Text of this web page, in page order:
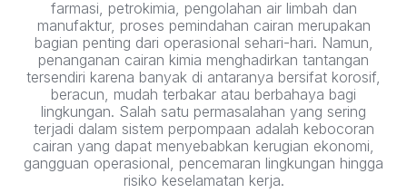
farmasi, petrokimia, pengolahan air limbah dan
manufaktur, proses pemindahan cairan merupakan
bagian penting dari operasional sehari-hari. Namun,
penanganan cairan kimia menghadirkan tantangan
tersendiri karena banyak di antaranya bersifat korosif,
beracun, mudah terbakar atau berbahaya bagi
lingkungan. Salah satu permasalahan yang sering
terjadi dalam sistem perpompaan adalah kebocoran
cairan yang dapat menyebabkan kerugian ekonomi,
gangguan operasional, pencemaran lingkungan hingga
risiko keselamatan kerja.